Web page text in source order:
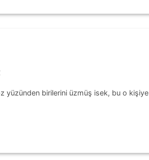
yüzünden birilerini üzmüş isek, bu o kişiye